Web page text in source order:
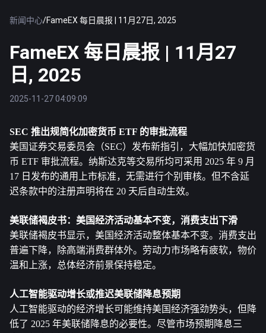
新闻中心/FameEX 每日晨报 | 11月27日, 2025
FameEX 每日晨报 | 11月27
日, 2025
2025-11-27 04:09:09
SEC 推出规简化加密货币 ETF 的审批流程
美国证券交易委员会（SEC）发布新指引，大幅加快加密货
币 ETF 审批流程。纳斯达克等交易所均可采用 2025 年 9 月
17 日发布的通用上市标准，无需进行个别审核。但不含延
迟条款中的注册声明将在 20 天后自动生效。
美联储褐皮书：美国经济活动基本不变，消费支出下滑
美联储褐皮书显示，美国经济活动整体基本不变。消费支出
普遍下降，除高端消费群体外。劳动力市场略有疲软，物价
温和上涨，总体经济前景保持稳定。
人工智能驱动增长或推迟美联储降息预期
人工智能驱动的经济增长可能维持美国经济强劲势头，但降
低了 2025 年美联储降息的必要性。尽管市场预期降息三